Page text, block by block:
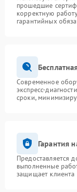
прошедшие
корректную
гарантийных
Современное
экспресс-
сроки,
Гарантия
Предоставляется
выполненные
защищает клиента